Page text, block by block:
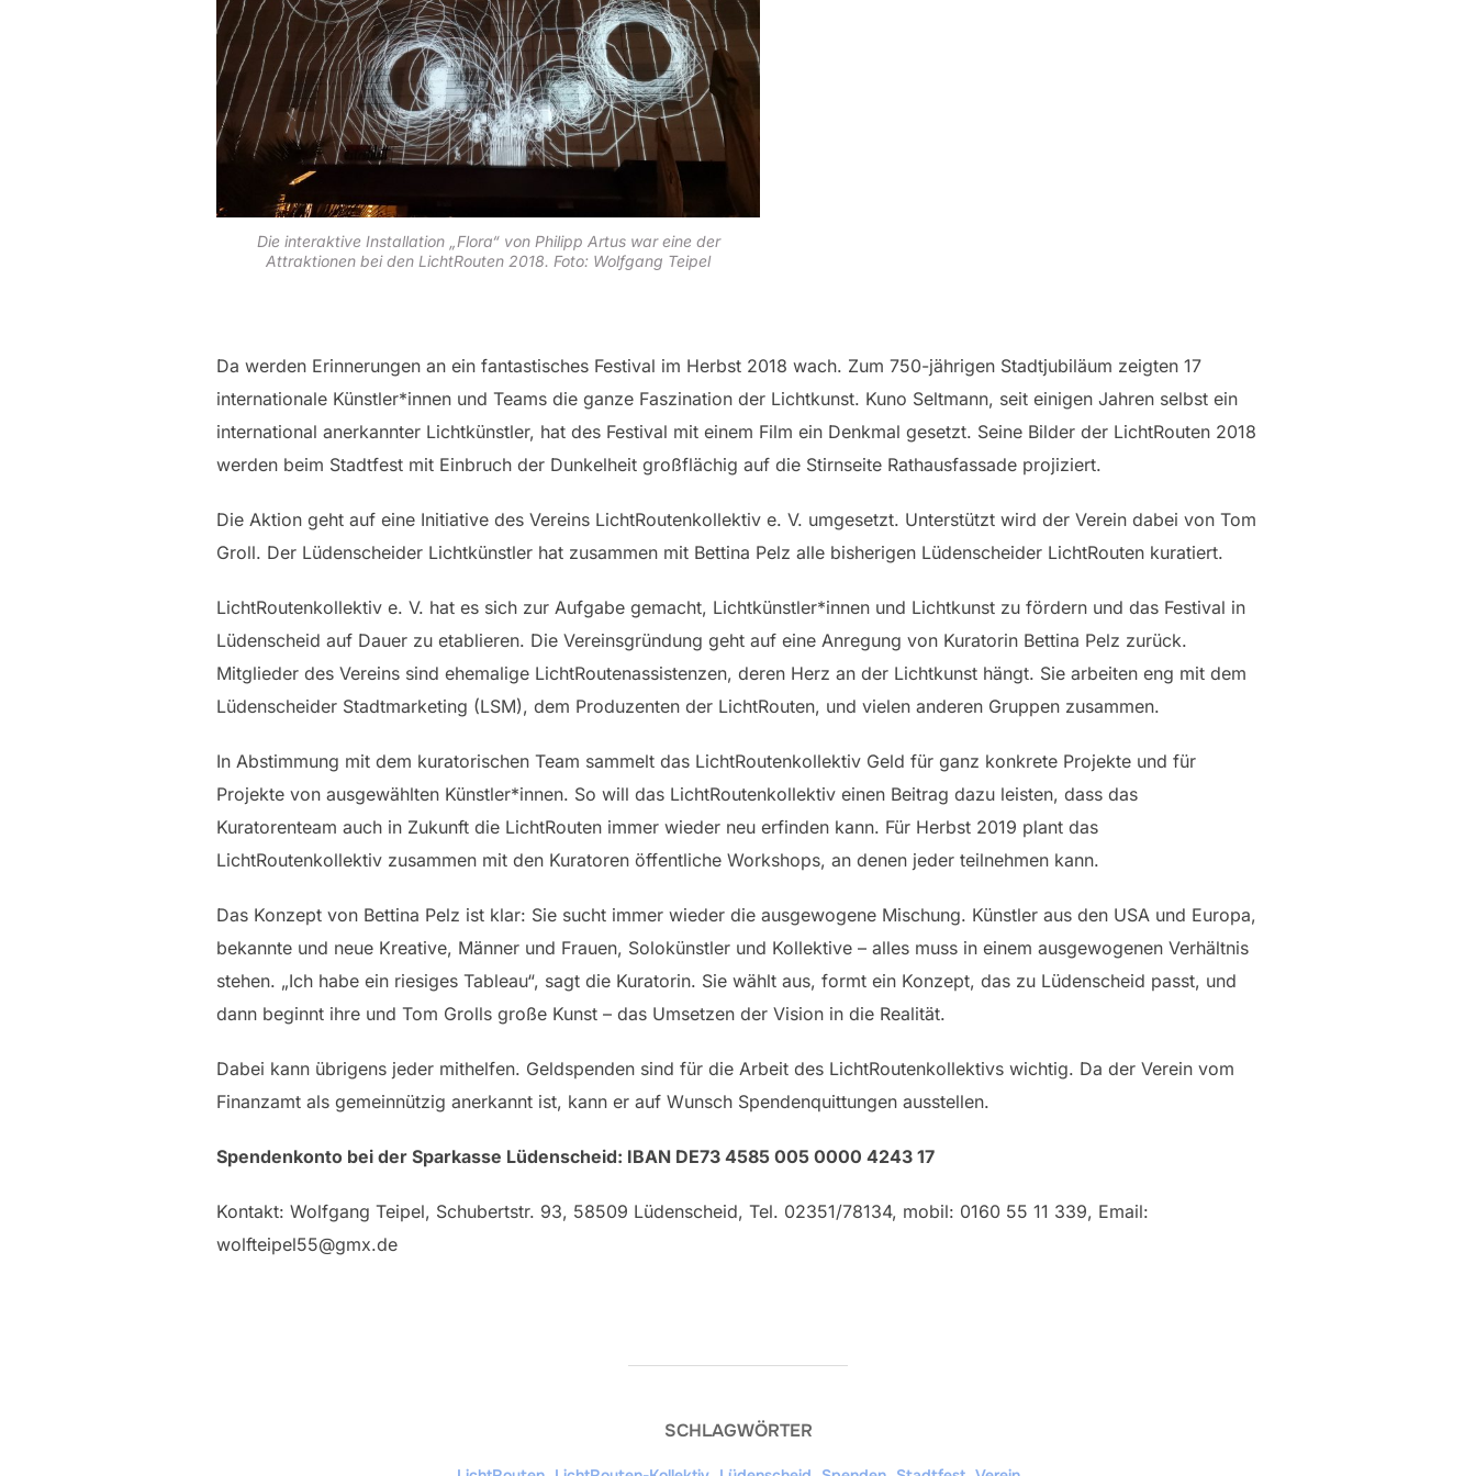
Die interaktive Installation „Flora“ von Philipp Artus war eine der
Attraktionen bei den LichtRouten 2018. Foto: Wolfgang Teipel
Da werden Erinnerungen an ein fantastisches Festival im Herbst 2018 wach. Zum 750-jährigen Stadtjubiläum zeigten 17
internationale Künstler*innen und Teams die ganze Faszination der Lichtkunst. Kuno Seltmann, seit einigen Jahren selbst ein
international anerkannter Lichtkünstler, hat des Festival mit einem Film ein Denkmal gesetzt. Seine Bilder der LichtRouten 2018
werden beim Stadtfest mit Einbruch der Dunkelheit großflächig auf die Stirnseite Rathausfassade projiziert.
Die Aktion geht auf eine Initiative des Vereins LichtRoutenkollektiv e. V. umgesetzt. Unterstützt wird der Verein dabei von Tom
Groll. Der Lüdenscheider Lichtkünstler hat zusammen mit Bettina Pelz alle bisherigen Lüdenscheider LichtRouten kuratiert.
LichtRoutenkollektiv e. V. hat es sich zur Aufgabe gemacht, Lichtkünstler*innen und Lichtkunst zu fördern und das Festival in
Lüdenscheid auf Dauer zu etablieren. Die Vereinsgründung geht auf eine Anregung von Kuratorin Bettina Pelz zurück.
Mitglieder des Vereins sind ehemalige LichtRoutenassistenzen, deren Herz an der Lichtkunst hängt. Sie arbeiten eng mit dem
Lüdenscheider Stadtmarketing (LSM), dem Produzenten der LichtRouten, und vielen anderen Gruppen zusammen.
In Abstimmung mit dem kuratorischen Team sammelt das LichtRoutenkollektiv Geld für ganz konkrete Projekte und für
Projekte von ausgewählten Künstler*innen. So will das LichtRoutenkollektiv einen Beitrag dazu leisten, dass das
Kuratorenteam auch in Zukunft die LichtRouten immer wieder neu erfinden kann. Für Herbst 2019 plant das
LichtRoutenkollektiv zusammen mit den Kuratoren öffentliche Workshops, an denen jeder teilnehmen kann.
Das Konzept von Bettina Pelz ist klar: Sie sucht immer wieder die ausgewogene Mischung. Künstler aus den USA und Europa,
bekannte und neue Kreative, Männer und Frauen, Solokünstler und Kollektive – alles muss in einem ausgewogenen Verhältnis
stehen. „Ich habe ein riesiges Tableau“, sagt die Kuratorin. Sie wählt aus, formt ein Konzept, das zu Lüdenscheid passt, und
dann beginnt ihre und Tom Grolls große Kunst – das Umsetzen der Vision in die Realität.
Dabei kann übrigens jeder mithelfen. Geldspenden sind für die Arbeit des LichtRoutenkollektivs wichtig. Da der Verein vom
Finanzamt als gemeinnützig anerkannt ist, kann er auf Wunsch Spendenquittungen ausstellen.
Spendenkonto bei der Sparkasse Lüdenscheid: IBAN DE73 4585 005 0000 4243 17
Kontakt: Wolfgang Teipel, Schubertstr. 93, 58509 Lüdenscheid, Tel. 02351/78134, mobil: 0160 55 11 339, Email:
wolfteipel55@gmx.de
SCHLAGWÖRTER